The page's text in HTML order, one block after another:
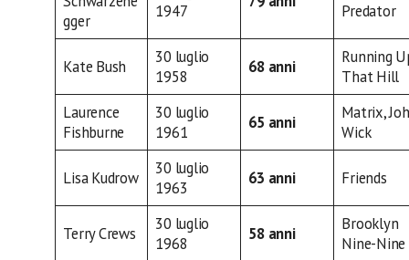
gger
1947
Predator
Kate Bush
30 luglio
1958
68 anni
Running
That Hill
Laurence
Fishburne
30 luglio
1961
65 anni
Matrix,
Wick
Lisa Kudrow
30 luglio
1963
63 anni Friends
Terry Crews
30 luglio
1968
58 anni
Brooklyn
Nine-Nine